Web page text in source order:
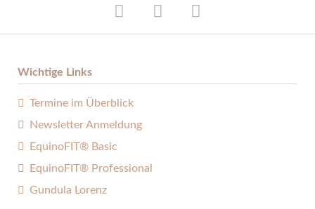
Wichtige Links
Termine im Überblick
Newsletter Anmeldung
EquinoFIT® Basic
EquinoFIT® Professional
Gundula Lorenz